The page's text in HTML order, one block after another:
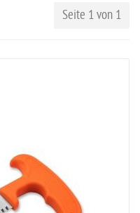
Seite 1 von 1